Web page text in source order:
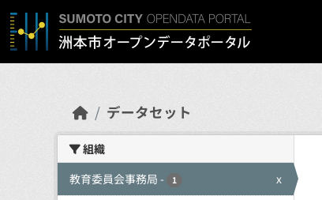
Skip to main content
データセット
組織
教育委員会事務局 - 1 x